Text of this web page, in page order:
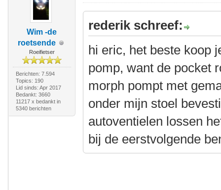
Wim -de
roetsende
Roeifietser
Berichten: 7.594
Topics: 190
Lid sinds: Apr 2017
Bedankt: 3660
11217 x bedankt in
5340 berichten
rederik schreef:
hi eric, het beste koop
pomp, want de pocket
morph pompt met
onder mijn stoel
autoventielen lossen
bij de eerstvolgende